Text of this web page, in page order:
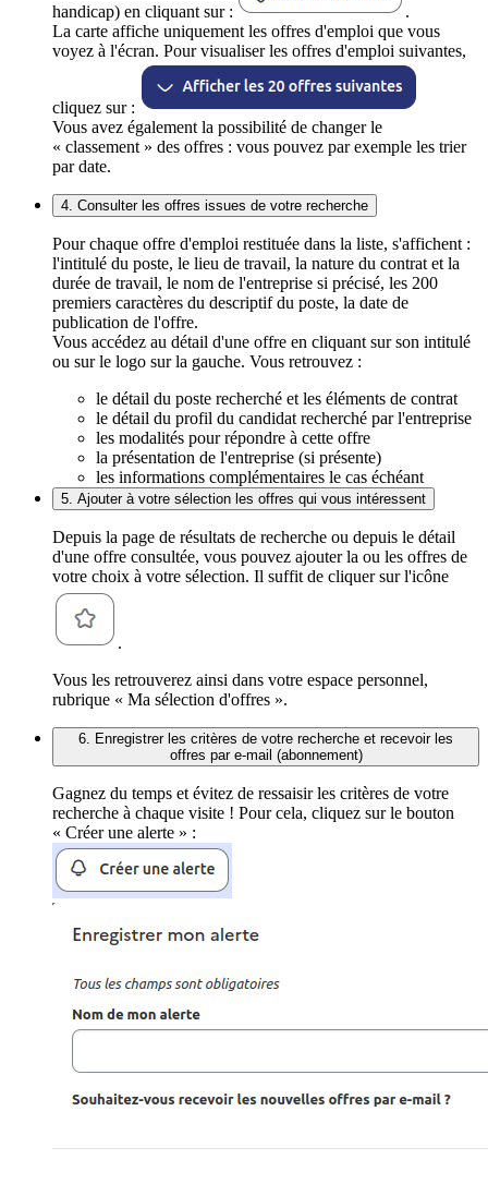
handicap) en cliquant sur :
.
La carte affiche uniquement les offres d'emploi que vous
voyez à l'écran. Pour visualiser les offres d'emploi suivantes,
cliquez sur :
Vous avez également la possibilité de changer le
« classement » des offres : vous pouvez par exemple les trier
par date.
4. Consulter les offres issues de votre recherche
Pour chaque offre d'emploi restituée dans la liste, s'affichent :
l'intitulé du poste, le lieu de travail, la nature du contrat et la
durée de travail, le nom de l'entreprise si précisé, les 200
premiers caractères du descriptif du poste, la date de
publication de l'offre.
Vous accédez au détail d'une offre en cliquant sur son intitulé
ou sur le logo sur la gauche. Vous retrouvez :
le détail du poste recherché et les éléments de contrat
le détail du profil du candidat recherché par l'entreprise
les modalités pour répondre à cette offre
la présentation de l'entreprise (si présente)
les informations complémentaires le cas échéant
5. Ajouter à votre sélection les offres qui vous intéressent
Depuis la page de résultats de recherche ou depuis le détail
d'une offre consultée, vous pouvez ajouter la ou les offres de
votre choix à votre sélection. Il suffit de cliquer sur l'icône
.
Vous les retrouverez ainsi dans votre espace personnel,
rubrique « Ma sélection d'offres ».
6. Enregistrer les critères de votre recherche et recevoir les
offres par e-mail (abonnement)
Gagnez du temps et évitez de ressaisir les critères de votre
recherche à chaque visite ! Pour cela, cliquez sur le bouton
« Créer une alerte » :